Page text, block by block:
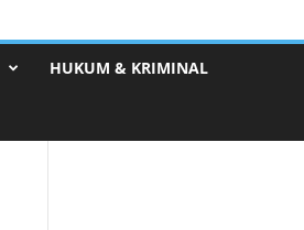
HUKUM & KRIMINAL